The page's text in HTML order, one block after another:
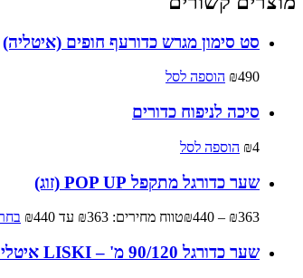
סט סימון מגרש כדורעף חופים (איטליה)
₪490 הוספה לסל
סיכה לניפוח כדורים
₪4 הוספה לסל
שער כדורגל מתקפל POP UP (זוג)
₪363
–
₪440 טווח מחירים: ⁦₪363⁩ עד ⁦₪440⁩
שער כדורגל 90/120 מ' – LISKI איטליה